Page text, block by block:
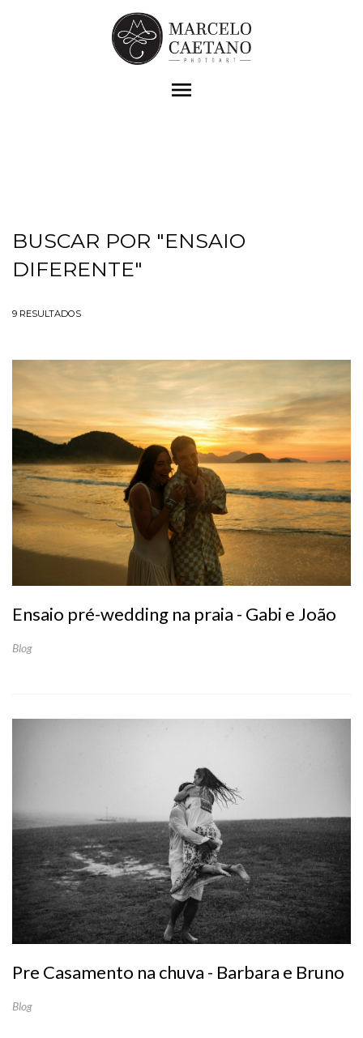
menu
BUSCAR POR "ENSAIO
DIFERENTE"
9 RESULTADOS
Ensaio pré-wedding na praia - Gabi e João
Blog
Pre Casamento na chuva - Barbara e Bruno
Blog